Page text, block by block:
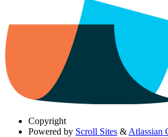
Copyright
Powered by Scroll Sites & Atlassian